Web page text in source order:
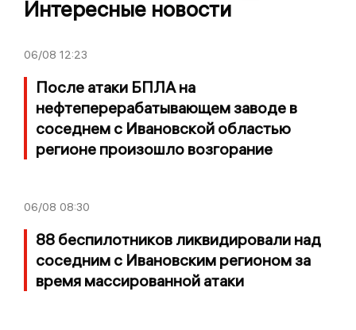
Интересные новости
06/08 12:23
После атаки БПЛА на
нефтеперерабатывающем заводе в
соседнем с Ивановской областью
регионе произошло возгорание
06/08 08:30
88 беспилотников ликвидировали над
соседним с Ивановским регионом за
время массированной атаки